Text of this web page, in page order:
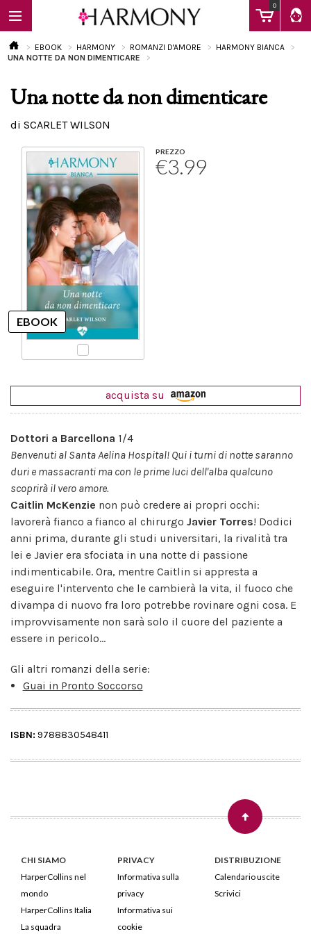
0
EBOOK
Calendario
EBOOK HARMONY ROMANZI D'AMORE
HARMONY BIANCA
UNA NOTTE DA NON DIMENTICARE
Una notte da non dimenticare
di SCARLET WILSON
PREZZO
€3.99
acquista su
Dottori a Barcellona 1/4
Benvenuti al Santa Aelina Hospital! Qui i turni di notte saranno
duri e massacranti ma con le prime luci dell'alba qualcuno
scoprirà il vero amore.
Caitlin McKenzie non può credere ai propri occhi:
lavorerà fianco a fianco al chirurgo Javier Torres! Dodici
anni prima, durante gli studi universitari, la rivalità tra
lei e Javier era sfociata in una notte di passione
indimenticabile. Ora, mentre Caitlin si appresta a
eseguire l'intervento che le cambierà la vita, il fuoco che
divampa di nuovo fra loro potrebbe rovinare ogni cosa. E
improvvisamente non sarà solo il cuore del paziente a
essere in pericolo...
Gli altri romanzi della serie:
Guai in Pronto Soccorso
ISBN: 9788830548411
CHI SIAMO
HarperCollins nel
mondo
HarperCollins Italia
La squadra
PRIVACY
Informativa sulla
privacy
Informativa sui
cookie
DISTRIBUZIONE
Calendario uscite
Scrivici